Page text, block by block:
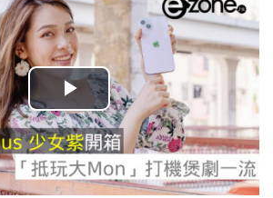
播
放
影